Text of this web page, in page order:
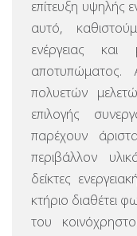
επίτευξη υψηλής
αυτό,
ενέργειας και
αποτυπώματος.
πολυετών
επιλογής
παρέχουν
περιβάλλον
δείκτες
κτήριο διαθέτει
του